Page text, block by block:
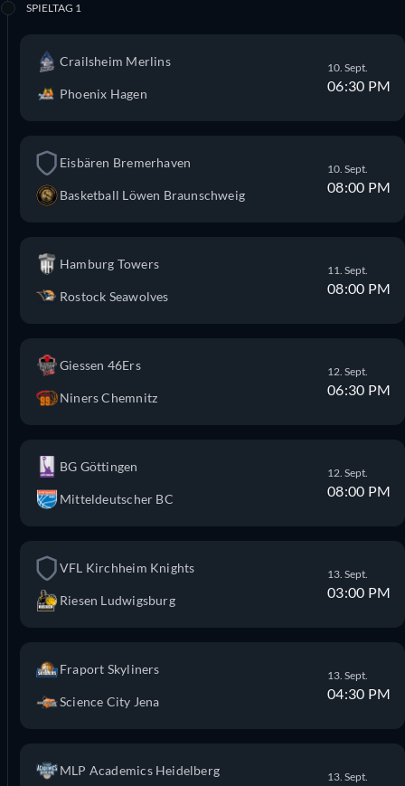
SPIELTAG 1
Crailsheim Merlins
Phoenix Hagen
10. Sept.
06:30 PM
Eisbären Bremerhaven
Basketball Löwen Braunschweig
10. Sept.
08:00 PM
Hamburg Towers
Rostock Seawolves
11. Sept.
08:00 PM
Giessen 46Ers
Niners Chemnitz
12. Sept.
06:30 PM
BG Göttingen
Mitteldeutscher BC
12. Sept.
08:00 PM
VFL Kirchheim Knights
Riesen Ludwigsburg
13. Sept.
03:00 PM
Fraport Skyliners
Science City Jena
13. Sept.
04:30 PM
MLP Academics Heidelberg 13. Sept.